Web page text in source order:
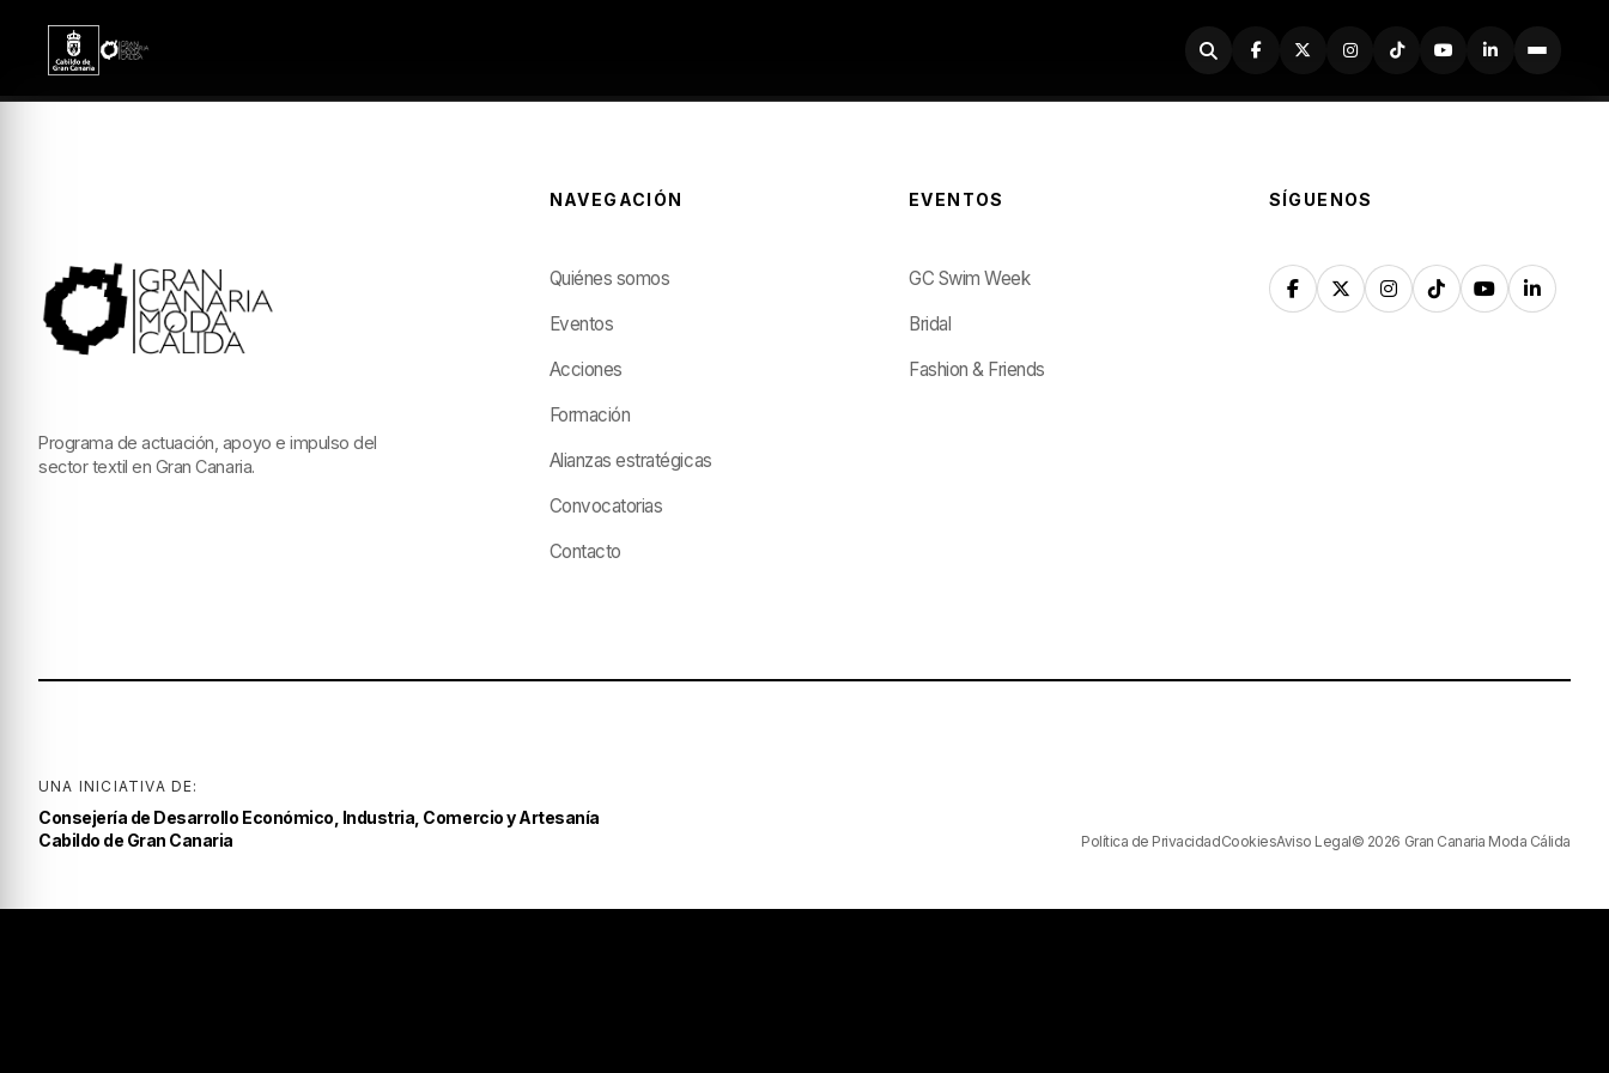
Buscador
Programa de actuación, apoyo e impulso del
sector textil en Gran Canaria.
NAVEGACIÓN
Quiénes somos
Eventos
Acciones
Formación
Alianzas estratégicas
Convocatorias
Contacto
EVENTOS
GC Swim Week
Bridal
Fashion & Friends
SÍGUENOS
UNA INICIATIVA DE:
Consejería de Desarrollo Económico, Industria, Comercio y Artesanía
Cabildo de Gran Canaria
Política de PrivacidadCookiesAviso Legal© 2026 Gran Canaria Moda Cálida